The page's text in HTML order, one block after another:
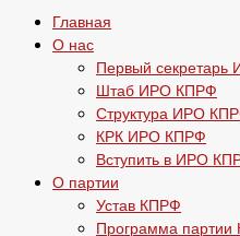
Главная
О нас
Первый
Штаб ИРО КПРФ
Структура ИРО
КРК ИРО КПРФ
Вступить в ИРО
О партии
Устав КПРФ
Программа